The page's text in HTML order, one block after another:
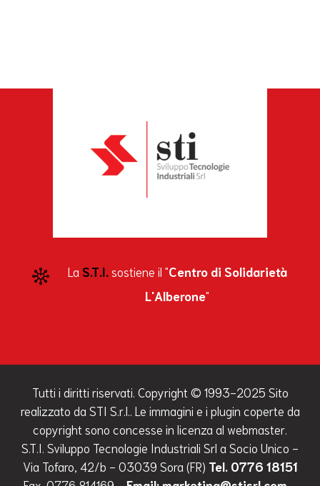
La S.T.I. sostiene il "Centro di Solidarietà
L'Alberone"
Tutti i diritti riservati. Copyright © 1993-2025 Sito
realizzato da STI S.r.l.. Le immagini e i plugin coperte da
copyright sono concesse in licenza al webmaster.
S.T.I. Sviluppo Tecnologie Industriali Srl a Socio Unico -
Via Tofaro, 42/b - 03039 Sora (FR) Tel. 0776 18151